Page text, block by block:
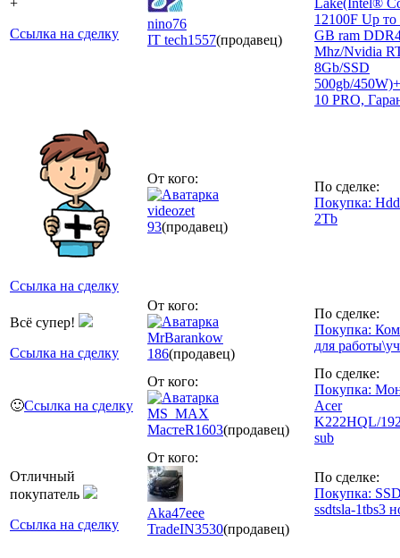
Ссылка на сделку
nino76
IT tech1557(продавец)
12100F Up
GB ram
Mhz/Nvidia
8Gb/SSD
500gb/
10 PRO,
Ссылка на сделку
От кого:
videozet
93(продавец)
По сделке:
Покупка:
2Tb
Всё супер!
Ссылка на сделку
От кого:
MrBarankow
186(продавец)
По сделке:
Покупка:
для
🙂Ссылка на сделку
От кого:
MS_MAX
МастеR1603(продавец)
По сделке:
Покупка:
Acer
K222HQL/
sub
Отличный
покупатель
Ссылка на сделку
От кого:
Aka47eee
TradeIN3530(продавец)
По сделке:
Покупка:
ssdtsla-1tbs3